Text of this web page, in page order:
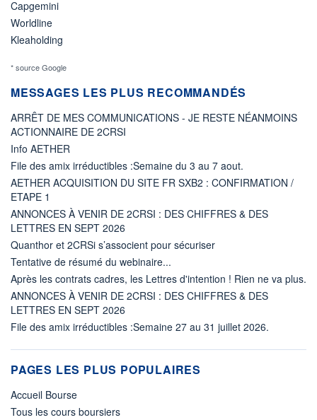
Capgemini
Worldline
Kleaholding
* source Google
MESSAGES LES PLUS RECOMMANDÉS
ARRÊT DE MES COMMUNICATIONS - JE RESTE NÉANMOINS
ACTIONNAIRE DE 2CRSI
Info AETHER
File des amix irréductibles :Semaine du 3 au 7 aout.
AETHER ACQUISITION DU SITE FR SXB2 : CONFIRMATION /
ETAPE 1
ANNONCES À VENIR DE 2CRSI : DES CHIFFRES & DES
LETTRES EN SEPT 2026
Quanthor et 2CRSi s’associent pour sécuriser
Tentative de résumé du webinaire...
Après les contrats cadres, les Lettres d'intention ! Rien ne va plus.
ANNONCES À VENIR DE 2CRSI : DES CHIFFRES & DES
LETTRES EN SEPT 2026
File des amix irréductibles :Semaine 27 au 31 juillet 2026.
PAGES LES PLUS POPULAIRES
Accueil Bourse
Tous les cours boursiers